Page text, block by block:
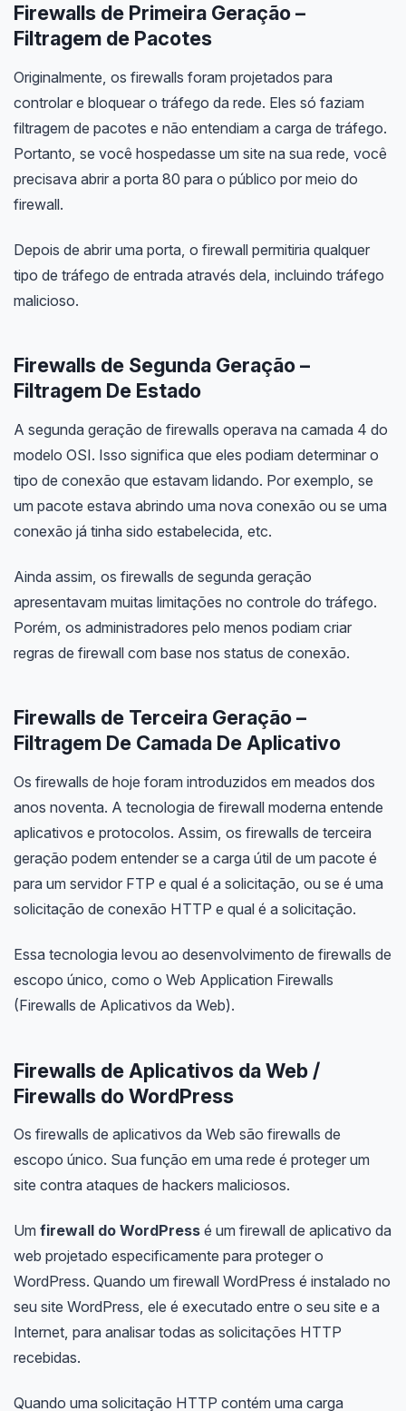
Firewalls de Primeira Geração –
Filtragem de Pacotes
Originalmente, os firewalls foram projetados para
controlar e bloquear o tráfego da rede. Eles só faziam
filtragem de pacotes e não entendiam a carga de tráfego.
Portanto, se você hospedasse um site na sua rede, você
precisava abrir a porta 80 para o público por meio do
firewall.
Depois de abrir uma porta, o firewall permitiria qualquer
tipo de tráfego de entrada através dela, incluindo tráfego
malicioso.
Firewalls de Segunda Geração –
Filtragem De Estado
A segunda geração de firewalls operava na camada 4 do
modelo OSI. Isso significa que eles podiam determinar o
tipo de conexão que estavam lidando. Por exemplo, se
um pacote estava abrindo uma nova conexão ou se uma
conexão já tinha sido estabelecida, etc.
Ainda assim, os firewalls de segunda geração
apresentavam muitas limitações no controle do tráfego.
Porém, os administradores pelo menos podiam criar
regras de firewall com base nos status de conexão.
Firewalls de Terceira Geração –
Filtragem De Camada De Aplicativo
Os firewalls de hoje foram introduzidos em meados dos
anos noventa. A tecnologia de firewall moderna entende
aplicativos e protocolos. Assim, os firewalls de terceira
geração podem entender se a carga útil de um pacote é
para um servidor FTP e qual é a solicitação, ou se é uma
solicitação de conexão HTTP e qual é a solicitação.
Essa tecnologia levou ao desenvolvimento de firewalls de
escopo único, como o Web Application Firewalls
(Firewalls de Aplicativos da Web).
Firewalls de Aplicativos da Web /
Firewalls do WordPress
Os firewalls de aplicativos da Web são firewalls de
escopo único. Sua função em uma rede é proteger um
site contra ataques de hackers maliciosos.
Um firewall do WordPressé um firewall de aplicativo da
web projetado especificamente para proteger o
WordPress. Quando um firewall WordPress é instalado no
seu site WordPress, ele é executado entre o seu site e a
Internet, para analisar todas as solicitações HTTP
recebidas.
Quando uma solicitação HTTP contém uma carga